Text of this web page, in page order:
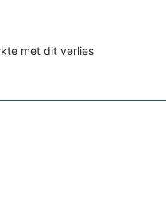
met dit verlies